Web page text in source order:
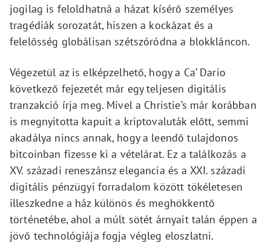
jogilag is feloldhatná a házat kísérő személyes
tragédiák sorozatát, hiszen a kockázat és a
felelősség globálisan szétszóródna a blokkláncon.
Végezetül az is elképzelhető, hogy a Ca’ Dario
következő fejezetét már egy teljesen digitális
tranzakció írja meg. Mivel a Christie’s már korábban
is megnyitotta kapuit a kriptovaluták előtt, semmi
akadálya nincs annak, hogy a leendő tulajdonos
bitcoinban fizesse ki a vételárat. Ez a találkozás a
XV. századi reneszánsz elegancia és a XXI. századi
digitális pénzügyi forradalom között tökéletesen
illeszkedne a ház különös és meghökkentő
történetébe, ahol a múlt sötét árnyait talán éppen a
jövő technológiája fogja végleg eloszlatni.